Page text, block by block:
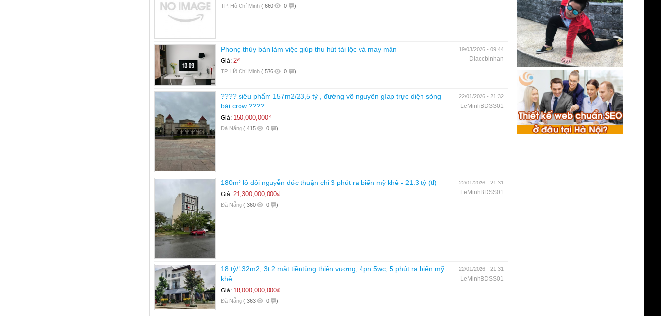
TP. Hồ Chí Minh ( 660 0 )
Phong thủy bàn làm việc giúp thu hút tài lộc và may mắn
Giá: 2₫
TP. Hồ Chí Minh ( 576 0 )
19/03/2026 - 09:44
Diaocbinhan
???? siêu phẩm 157m2/23,5 tỷ , đường võ nguyên gíap trực diện sòng
bài crow ????
Giá: 150,000,000₫
Đà Nẵng ( 415 0 )
22/01/2026 - 21:32
LeMinhBDSS01
180m² lô đôi nguyễn đức thuận chỉ 3 phút ra biển mỹ khê - 21.3 tỷ (tl)
Giá: 21,300,000,000₫
Đà Nẵng ( 360 0 )
22/01/2026 - 21:31
LeMinhBDSS01
18 tỷ/132m2, 3t 2 mặt tiềntùng thiện vương, 4pn 5wc, 5 phút ra biển mỹ
khê
Giá: 18,000,000,000₫
Đà Nẵng ( 363 0 )
22/01/2026 - 21:31
LeMinhBDSS01